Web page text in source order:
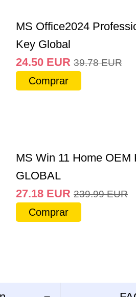
MS Office2024
Key Global
24.50 EUR 39.78 EUR
Comprar
MS Win 11 Home OEM
GLOBAL
27.18 EUR 239.99 EUR
Comprar